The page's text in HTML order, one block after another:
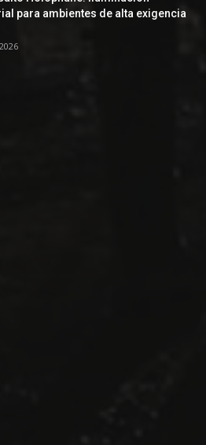
para ambientes de alta exigencia